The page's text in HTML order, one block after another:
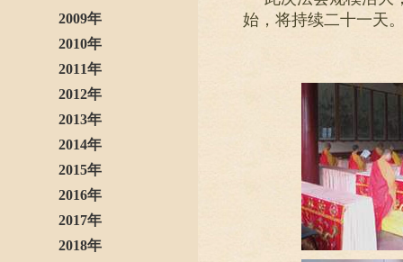
2009年
2010年
2011年
2012年
2013年
2014年
2015年
2016年
2017年
2018年
始，将持续二十一天